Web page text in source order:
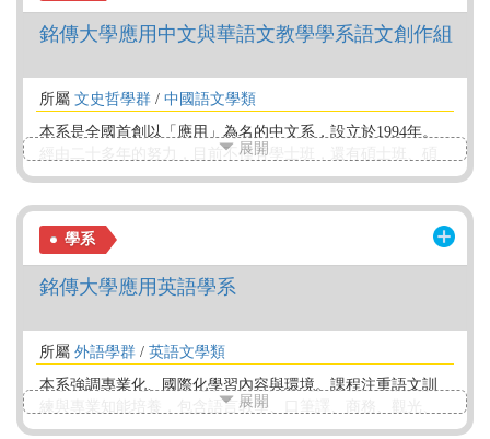
研創協作者等文教與文創人才為主。
銘傳大學應用中文與華語文教學學系語文創作組
所屬 文史哲學群 / 中國語文學類
本系是全國首創以「應用」為名的中文系，設立於1994年。
經由二十多年的努力，目前不僅有學士班，還有碩士班、碩
專班、博士班，學制完備。 學士班以培養國內中等教育國文
展開
學系
銘傳大學應用英語學系
所屬 外語學群 / 英語文學類
本系強調專業化、國際化學習內容與環境。課程注重語文訓
練與專業知能培養，包含語言教學、口筆譯、商務、觀光、
科技應用、專業實習，及海外移地教學等課程，並結合中學
展開